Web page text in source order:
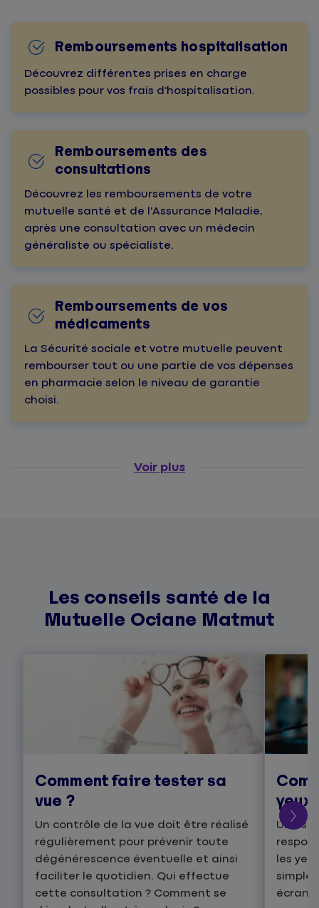
Remboursements hospitalisation
Découvrez différentes prises en charge
possibles pour vos frais d'hospitalisation.
Remboursements des
consultations
Découvrez les remboursements de votre
mutuelle santé et de l'Assurance Maladie,
après une consultation avec un médecin
généraliste ou spécialiste.
Remboursements de vos
médicaments
La Sécurité sociale et votre mutuelle peuvent
rembourser tout ou une partie de vos dépenses
en pharmacie selon le niveau de garantie
choisi.
Voir plus
Les conseils santé de la
Mutuelle Ociane Matmut
Comment faire tester sa
vue ?
Un contrôle de la vue doit être réalisé
régulièrement pour prévenir toute
dégénérescence éventuelle et ainsi
faciliter le quotidien. Qui effectue
cette consultation ? Comment se
yeux
Une
les
écrans.